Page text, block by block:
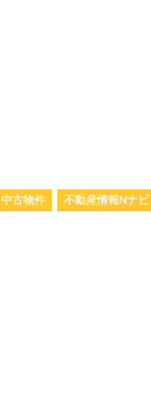
中古物件 不動産情報Nナビ